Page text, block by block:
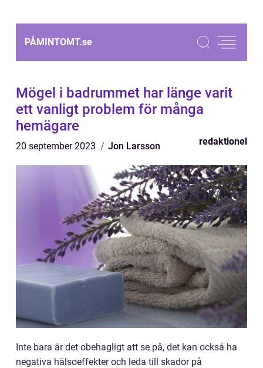
PÅMINTOMT.se
Mögel i badrummet har länge varit
ett vanligt problem för många
hemägare
20 september 2023 Jon Larsson redaktionel
Inte bara är det obehagligt att se på, det kan också ha
negativa hälsoeffekter och leda till skador på